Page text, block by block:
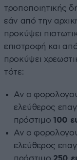
τροποποιητικής
εάν από την
προκύψει
επιστροφή και
προκύψει
τότε:
Αν ο
ελεύθερος
πρόστιμο 100
Αν ο
ελεύθερος
πρόστιμο 250